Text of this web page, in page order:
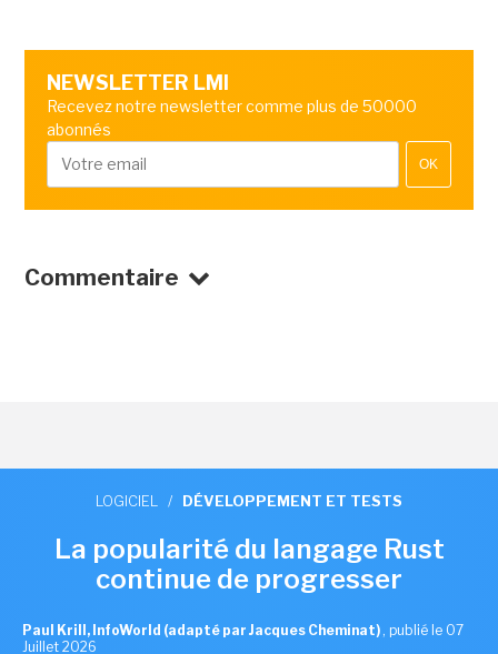
NEWSLETTER LMI
Recevez notre newsletter comme plus de 50000
abonnés
OK
Commentaire
LOGICIEL / DÉVELOPPEMENT ET TESTS
La popularité du langage Rust
continue de progresser
Paul Krill, InfoWorld (adapté par Jacques Cheminat) , publié le 07
Juillet 2026